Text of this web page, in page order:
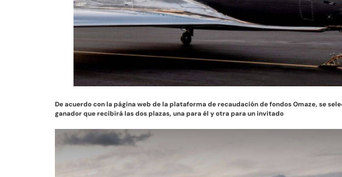
De acuerdo con la página web de la plataforma de recaudación de fondos Omaze, se
ganador que recibirá las dos plazas, una para él y otra para un invitado